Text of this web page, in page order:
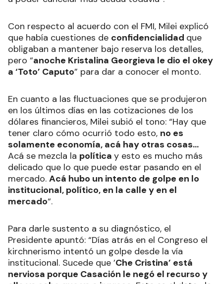
Con respecto al acuerdo con el FMI, Milei explicó
que había cuestiones de confidencialidad que
obligaban a mantener bajo reserva los detalles,
pero “anoche Kristalina Georgieva le dio el okey
a ‘Toto’ Caputo” para dar a conocer el monto.
En cuanto a las fluctuaciones que se produjeron
en los últimos días en las cotizaciones de los
dólares financieros, Milei subió el tono: “Hay que
tener claro cómo ocurrió todo esto, no es
solamente economía, acá hay otras cosas...
Acá se mezcla la política y esto es mucho más
delicado que lo que puede estar pasando en el
mercado. Acá hubo un intento de golpe en lo
institucional, político, en la calle y en el
mercado“.
Para darle sustento a su diagnóstico, el
Presidente apuntó: “Días atrás en el Congreso el
kirchnerismo intentó un golpe desde la vía
institucional. Sucede que ’Che Cristina’ está
nerviosa porque Casación le negó el recurso y